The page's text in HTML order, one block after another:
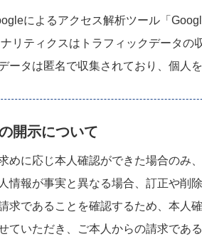
によるアクセス解析ツール「
リティクスはトラフィックデータの
ータは匿名で収集されており、個人
開示について
めに応じ本人確認ができた場合のみ
情報が事実と異なる場合、訂正や削
求であることを確認するため、本人
ていただき、ご本人からの請求であ